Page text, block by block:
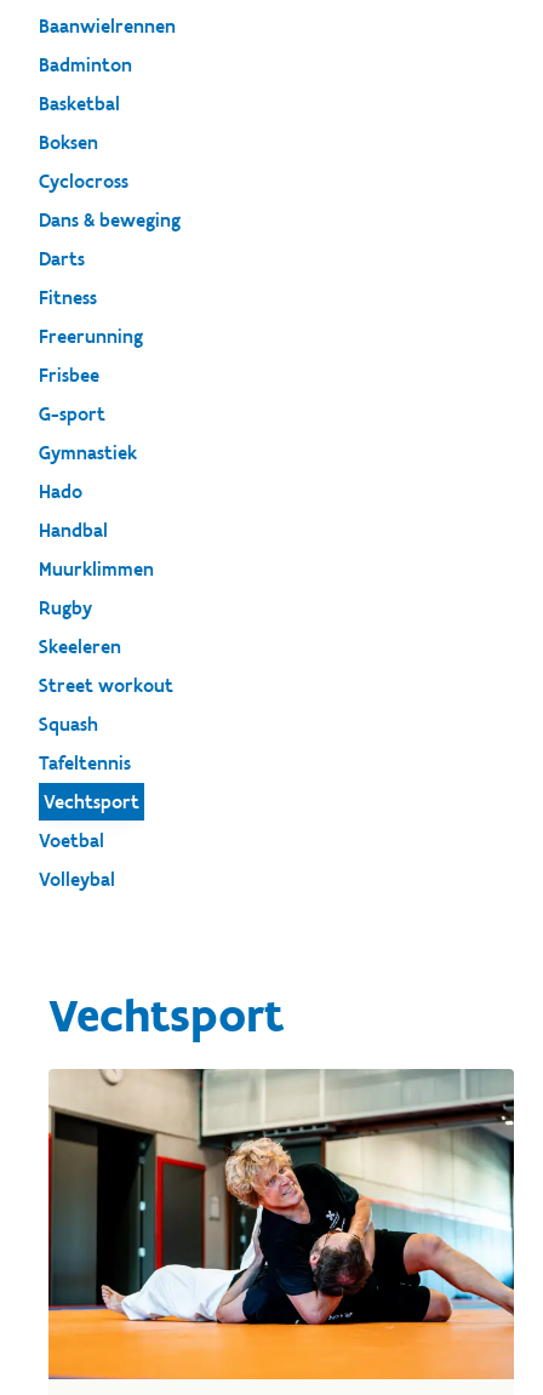
Baanwielrennen
Badminton
Basketbal
Boksen
Cyclocross
Dans & beweging
Darts
Fitness
Freerunning
Frisbee
G-sport
Gymnastiek
Hado
Handbal
Muurklimmen
Rugby
Skeeleren
Street workout
Squash
Tafeltennis
Vechtsport
Voetbal
Volleybal
Vechtsport